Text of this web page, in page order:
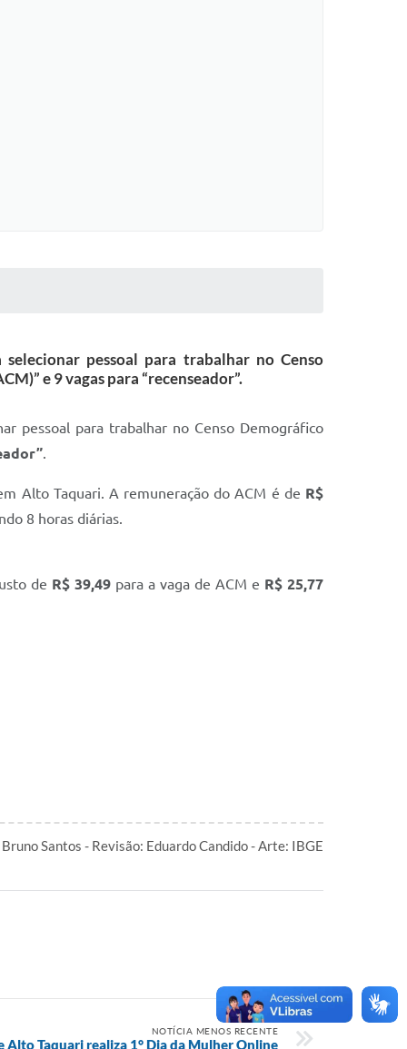
pessoal para trabalhar no Censo
e 9 vagas para “recenseador”.
pessoal para trabalhar no Censo Demográfico
.
Alto Taquari. A remuneração do ACM é de R$
8 horas diárias.
de R$ 39,49 para a vaga de ACM e R$ 25,77
Santos - Revisão: Eduardo Candido - Arte: IBGE
NOTÍCIA MENOS RECENTE
Alto Taquari realiza 1° Dia da Mulher Online